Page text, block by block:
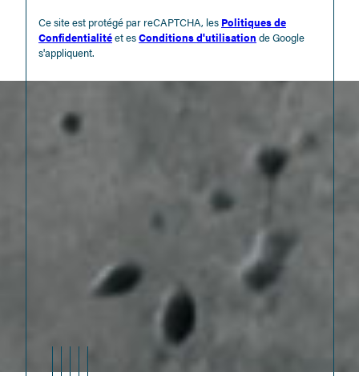
Ce site est protégé par reCAPTCHA, les Politiques de
Confidentialitéet esConditions d'utilisation de Google
s'appliquent.